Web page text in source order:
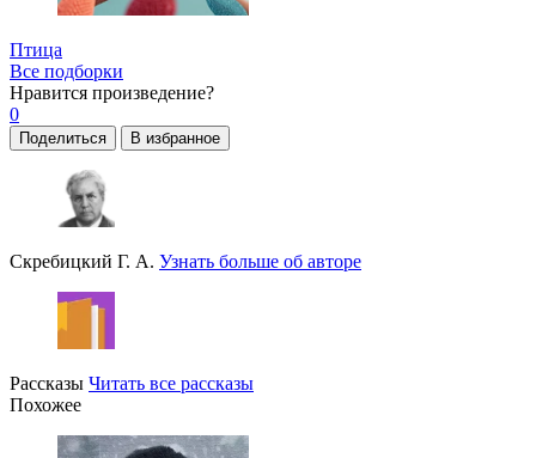
Птица
Все подборки
Нравится произведение?
0
Поделиться В избранное
Скребицкий Г. А. Узнать больше об авторе
Рассказы Читать все рассказы
Похожее